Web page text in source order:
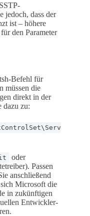
jedoch, dass der
ist – höhere
den Parameter
Befehl für
müssen die
direkt in der
dazu zu:
oder
Passen
anschließend
Microsoft die
in zukünftigen
Entwickler-